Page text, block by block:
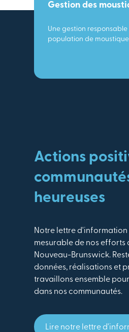
Gestion des
Une gestion responsable
population de
Actions
heureuses
Notre lettre
mesurable de nos efforts
Nouveau-Brunswick.
données, réalisations et
travaillons ensemble
dans nos communautés.
Lire notre lettre